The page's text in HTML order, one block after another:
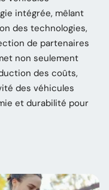
intégrée, mêlant
des technologies,
de partenaires
non seulement
des coûts,
des véhicules
et durabilité pour